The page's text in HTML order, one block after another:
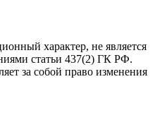
характер, не является
статьи 437(2) ГК РФ.
за собой право изменения